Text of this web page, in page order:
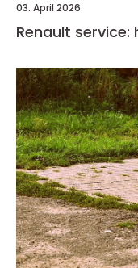
03. April 2026
Renault